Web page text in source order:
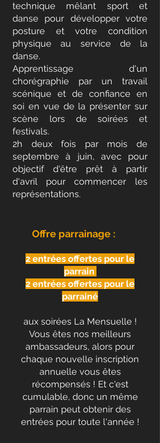
technique mêlant sport et
danse pour développer votre
posture et votre condition
physique au service de la
danse.
Apprentissage d'un
chorégraphie par un travail
scénique et de confiance en
soi en vue de la présenter sur
scène lors de soirées et
festivals.
2h deux fois par mois de
septembre à juin, avec pour
objectif d'être prêt à partir
d'avril pour commencer les
représentations.
Offre parrainage :
2 entrées offertes pour le
parrain
2 entrées offertes pour le
parrainé
aux soirées La Mensuelle !
Vous êtes nos meilleurs
ambassadeurs, alors pour
chaque nouvelle inscription
annuelle vous êtes
récompensés ! Et c'est
cumulable, donc un même
parrain peut obtenir des
entrées pour toute l'année !